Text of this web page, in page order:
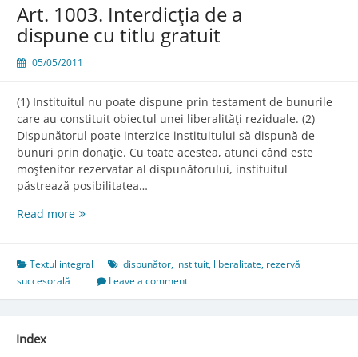
Art. 1003. Interdicţia de a
dispune cu titlu gratuit
05/05/2011
(1) Instituitul nu poate dispune prin testament de bunurile
care au constituit obiectul unei liberalităţi reziduale. (2)
Dispunătorul poate interzice instituitului să dispună de
bunuri prin donaţie. Cu toate acestea, atunci când este
moştenitor rezervatar al dispunătorului, instituitul
păstrează posibilitatea…
Read moreArt.
de
dispune
Textul integral dispunător, instituit, liberalitate, rezervă
succesorală
Leave a comment
Index